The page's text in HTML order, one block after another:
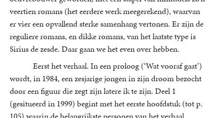
veertien romans (het eerdere werk meegerekend), waarvan
er vier een opvallend sterke samenhang vertonen. Er zijn de
reguliere romans, en dikke romans, van het laatste type is
Sirius de zesde. Daar gaan we het even over hebben.
Eerst het verhaal. In een proloog (‘Wat vooraf gaat’)
wordt, in 1984, een zesjarige jongen in zijn droom bezocht
door een figuur die zegt zijn latere ik te zijn. Deel 1
(gesitueerd in 1999) begint met het eerste hoofdstuk (tot p.